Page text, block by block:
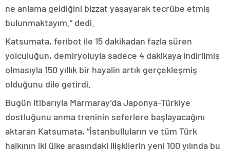
ne anlama geldiğini bizzat yaşayarak tecrübe etmiş
bulunmaktayım.” dedi.
Katsumata, feribot ile 15 dakikadan fazla süren
yolculuğun, demiryoluyla sadece 4 dakikaya indirilmiş
olmasıyla 150 yıllık bir hayalin artık gerçekleşmiş
olduğunu dile getirdi.
Bugün itibarıyla Marmaray’da Japonya-Türkiye
dostluğunu anma treninin seferlere başlayacağını
aktaran Katsumata, “İstanbulluların ve tüm Türk
halkının iki ülke arasındaki ilişkilerin yeni 100 yılında bu